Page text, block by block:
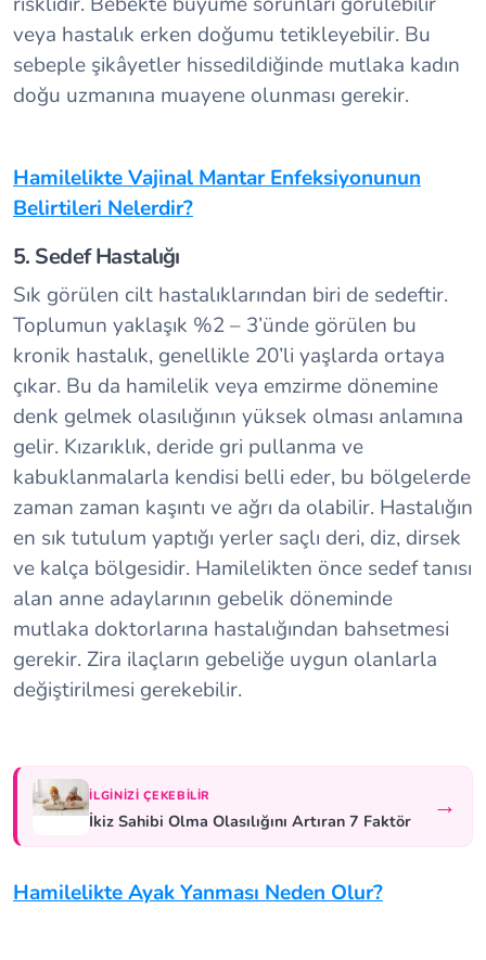
veya hastalık erken doğumu tetikleyebilir. Bu
sebeple şikâyetler hissedildiğinde mutlaka kadın
doğu uzmanına muayene olunması gerekir.
Hamilelikte Vajinal Mantar Enfeksiyonunun
Belirtileri Nelerdir?
5. Sedef Hastalığı
Sık görülen cilt hastalıklarından biri de sedeftir.
Toplumun yaklaşık %2 – 3’ünde görülen bu
kronik hastalık, genellikle 20’li yaşlarda ortaya
çıkar. Bu da hamilelik veya emzirme dönemine
denk gelmek olasılığının yüksek olması anlamına
gelir. Kızarıklık, deride gri pullanma ve
kabuklanmalarla kendisi belli eder, bu bölgelerde
zaman zaman kaşıntı ve ağrı da olabilir. Hastalığın
en sık tutulum yaptığı yerler saçlı deri, diz, dirsek
ve kalça bölgesidir. Hamilelikten önce sedef tanısı
alan anne adaylarının gebelik döneminde
mutlaka doktorlarına hastalığından bahsetmesi
gerekir. Zira ilaçların gebeliğe uygun olanlarla
değiştirilmesi gerekebilir.
İLGINIZI ÇEKEBILIR
İkiz Sahibi Olma Olasılığını Artıran 7 Faktör →
Hamilelikte Ayak Yanması Neden Olur?